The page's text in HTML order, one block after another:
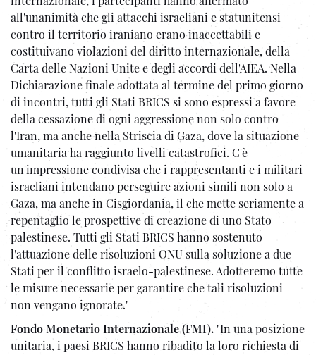
all'unanimità che gli attacchi israeliani e statunitensi
contro il territorio iraniano erano inaccettabili e
costituivano violazioni del diritto internazionale, della
Carta delle Nazioni Unite e degli accordi dell'AIEA. Nella
Dichiarazione finale adottata al termine del primo giorno
di incontri, tutti gli Stati BRICS si sono espressi a favore
della cessazione di ogni aggressione non solo contro
l'Iran, ma anche nella Striscia di Gaza, dove la situazione
umanitaria ha raggiunto livelli catastrofici. C'è
un'impressione condivisa che i rappresentanti e i militari
israeliani intendano perseguire azioni simili non solo a
Gaza, ma anche in Cisgiordania, il che mette seriamente a
repentaglio le prospettive di creazione di uno Stato
palestinese. Tutti gli Stati BRICS hanno sostenuto
l'attuazione delle risoluzioni ONU sulla soluzione a due
Stati per il conflitto israelo-palestinese. Adotteremo tutte
le misure necessarie per garantire che tali risoluzioni
non vengano ignorate."
Fondo Monetario Internazionale (FMI). "In una posizione
unitaria, i paesi BRICS hanno ribadito la loro richiesta di